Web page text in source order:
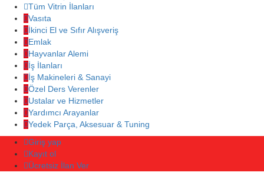
Tüm Vitrin İlanları
Vasıta
İkinci El ve Sıfır Alışveriş
Emlak
Hayvanlar Alemi
İş İlanları
İş Makineleri & Sanayi
Özel Ders Verenler
Ustalar ve Hizmetler
Yardımcı Arayanlar
Yedek Parça, Aksesuar & Tuning
Giriş yap
Kayıt ol
Ücretsiz İlan Ver